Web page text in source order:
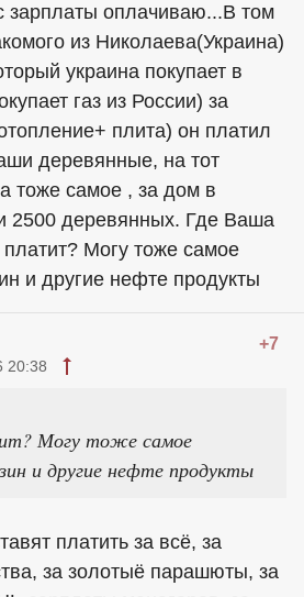
зарплаты оплачиваю...В том
из Николаева(Украина)
украина покупает в
газ из России) за
плита) он платил
деревянные, на тот
тоже самое , за дом в
2500 деревянных. Где Ваша
платит? Могу тоже самое
и другие нефте продукты
+7
20:38
Могу тоже самое
и другие нефте продукты
платить за всё, за
за золотыё парашюты, за